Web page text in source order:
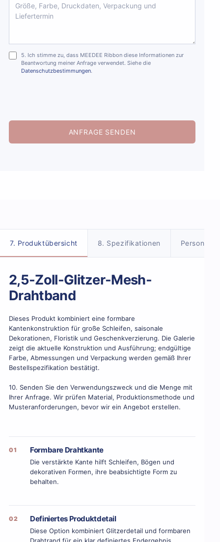
5. Ich stimme zu, dass MEEDEE Ribbon diese Informationen zur
Beantwortung meiner Anfrage verwendet. Siehe die
Datenschutzbestimmungen.
ANFRAGE SENDEN
6. Produktdetails
7. Produktübersicht 8. Spezifikationen
2,5-Zoll-Glitzer-Mesh-
Drahtband
Dieses Produkt kombiniert eine formbare
Kantenkonstruktion für große Schleifen, saisonale
Dekorationen, Floristik und Geschenkverzierung. Die Galerie
zeigt die aktuelle Konstruktion und Ausführung; endgültige
Farbe, Abmessungen und Verpackung werden gemäß Ihrer
Bestellspezifikation bestätigt.
10. Senden Sie den Verwendungszweck und die Menge mit
Ihrer Anfrage. Wir prüfen Material, Produktionsmethode und
Musteranforderungen, bevor wir ein Angebot erstellen.
01 Formbare Drahtkante
Die verstärkte Kante hilft Schleifen, Bögen und
dekorativen Formen, ihre beabsichtigte Form zu
behalten.
02 Definiertes Produktdetail
Diese Option kombiniert Glitzerdetail und formbaren
Drahtrand für ein klar definiertes Endergebnis.